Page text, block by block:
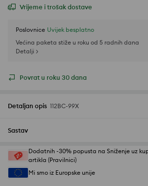
Vrijeme i trošak dostave
Poslovnice Uvijek besplatno
Većina paketa stiže u roku od 5 radnih dana
Detalji >
Povrat u roku 30 dana
Detaljan opis 112BC-99X
Sastav
Dodatnih -30% popusta na Sniženje uz
artikla (Pravilnici)
Mi smo iz Europske unije